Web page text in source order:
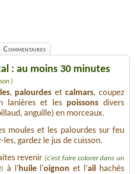
Commentaires
: au moins 30 minutes
)
, palourdes etcalmars, coupez
lanières et les poissons divers
anguille) en morceaux.
moules et les palourdes sur feu
gardez le jus de cuisson.
revenir (c'est faire colorer dans un
à l' huilel'oignon et l'ail hachés